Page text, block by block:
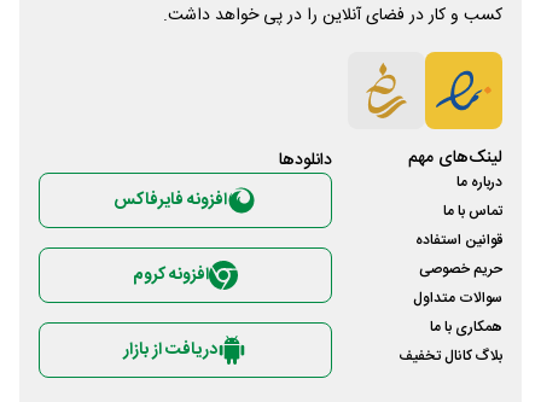
کسب و کار در فضای آنلاین را در پی خواهد داشت.
لینک‌های مهم
درباره ما
تماس با ما
قوانین استفاده
حریم خصوصی
سوالات متداول
همکاری با ما
بلاگ کانال تخفیف
دانلود‌ها
افزونه فایرفاکس
افزونه کروم
دریافت از بازار